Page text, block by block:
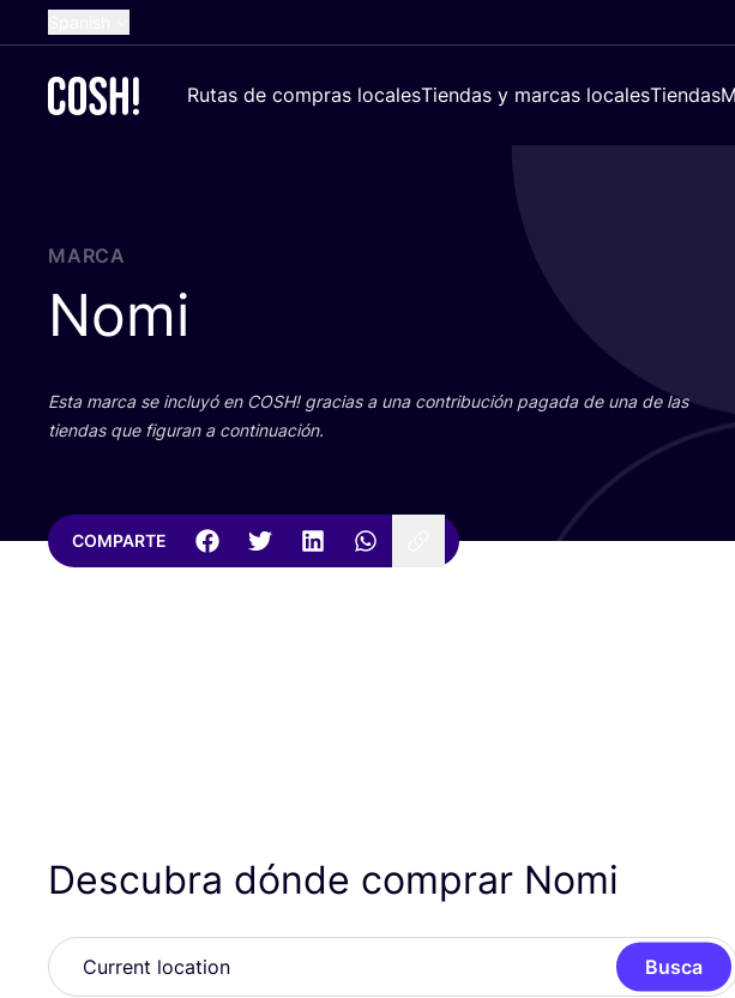
Dutch
Croatian
Rutas de compras localesTiendas y marcas localesTiendas
MARCA
Nomi
Esta mar­ca se inclu­yó en COSH! gra­cias a una con­tri­bu­ción paga­da de una de las
tien­das que figu­ran a continuación.
COMPARTE
Descubra dónde comprar Nomi
Busca